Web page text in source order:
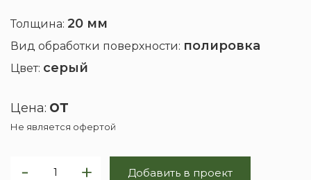
Толщина: 20 мм
Вид обработки поверхности: полировка
Цвет: серый
Цена: от
Не является офертой
Добавить в проект